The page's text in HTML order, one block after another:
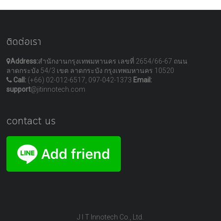
ติดต่อเรา
Address:สำนักงานกรุงเทพมหานคร เลขที่ 2654/66-67 ถนน
ลาดกระบัง 54/3 เขต ลาดกระบัง กรุงเทพมหานคร 10520
Call: (+66) 02-012-6517, 097-042-1373 Email:
support@jitinnotech.com
contact us
J I T Innotech Co., Ltd.